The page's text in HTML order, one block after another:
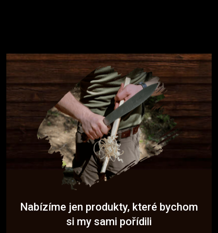
Nabízíme jen produkty, které bychom
si my sami pořídili